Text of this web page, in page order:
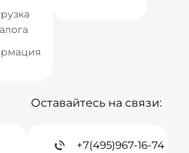
Оставайтесь на связи:
+7(495)967-16-74